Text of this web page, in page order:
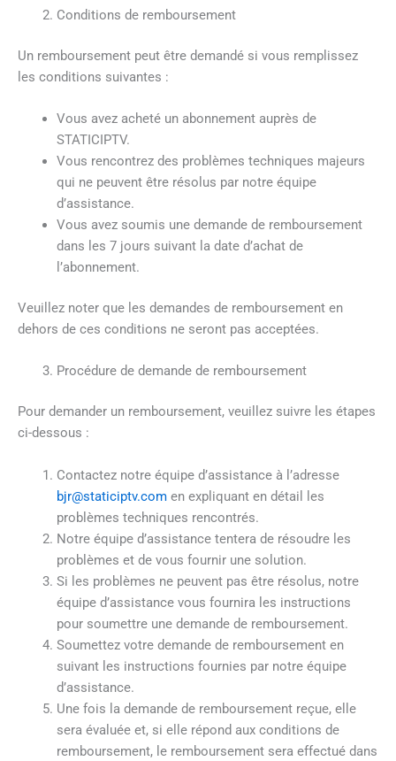
Conditions de remboursement
Un remboursement peut être demandé si vous remplissez
les conditions suivantes :
Vous avez acheté un abonnement auprès de
STATICIPTV.
Vous rencontrez des problèmes techniques majeurs
qui ne peuvent être résolus par notre équipe
d’assistance.
Vous avez soumis une demande de remboursement
dans les 7 jours suivant la date d’achat de
l’abonnement.
Veuillez noter que les demandes de remboursement en
dehors de ces conditions ne seront pas acceptées.
Procédure de demande de remboursement
Pour demander un remboursement, veuillez suivre les étapes
ci-dessous :
Contactez notre équipe d’assistance à l’adresse
bjr@staticiptv.comen expliquant en détail les
problèmes techniques rencontrés.
Notre équipe d’assistance tentera de résoudre les
problèmes et de vous fournir une solution.
Si les problèmes ne peuvent pas être résolus, notre
équipe d’assistance vous fournira les instructions
pour soumettre une demande de remboursement.
Soumettez votre demande de remboursement en
suivant les instructions fournies par notre équipe
d’assistance.
Une fois la demande de remboursement reçue, elle
sera évaluée et, si elle répond aux conditions de
remboursement, le remboursement sera effectué dans